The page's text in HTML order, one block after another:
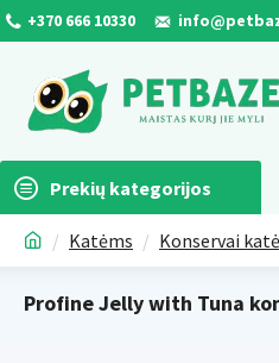
+370 666 10330
Prekių kategorijos
Katėms Konservai
Profine Jelly with Tuna